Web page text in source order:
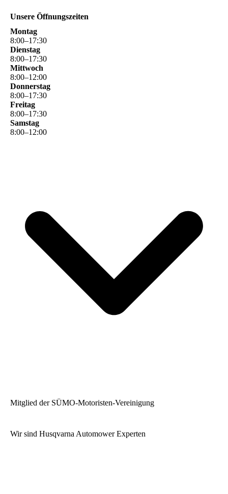
Unsere Öffnungszeiten
Montag
8:00–17:30
Dienstag
8:00–17:30
Mittwoch
8:00–12:00
Donnerstag
8:00–17:30
Freitag
8:00–17:30
Samstag
8:00–12:00
Mitglied der SÜMO-Motoristen-Vereinigung
Wir sind Husqvarna Automower Experten